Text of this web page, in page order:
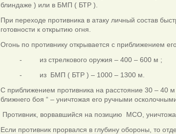
блиндаже ) или в БМП ( БТР ).
При переходе противника в атаку личный состав
готовности к открытию огня.
Огонь по противнику открывается с приближением
- из стрелкового оружия – 400 – 600 м ;
- из БМП ( БТР ) – 1000 – 1300 м.
С приближением противника на расстояние 30
ближнего боя “ – уничтожая его ручными
Противник, ворвавшийся на позицию МСО,
Если противник прорвался в глубину обороны, то